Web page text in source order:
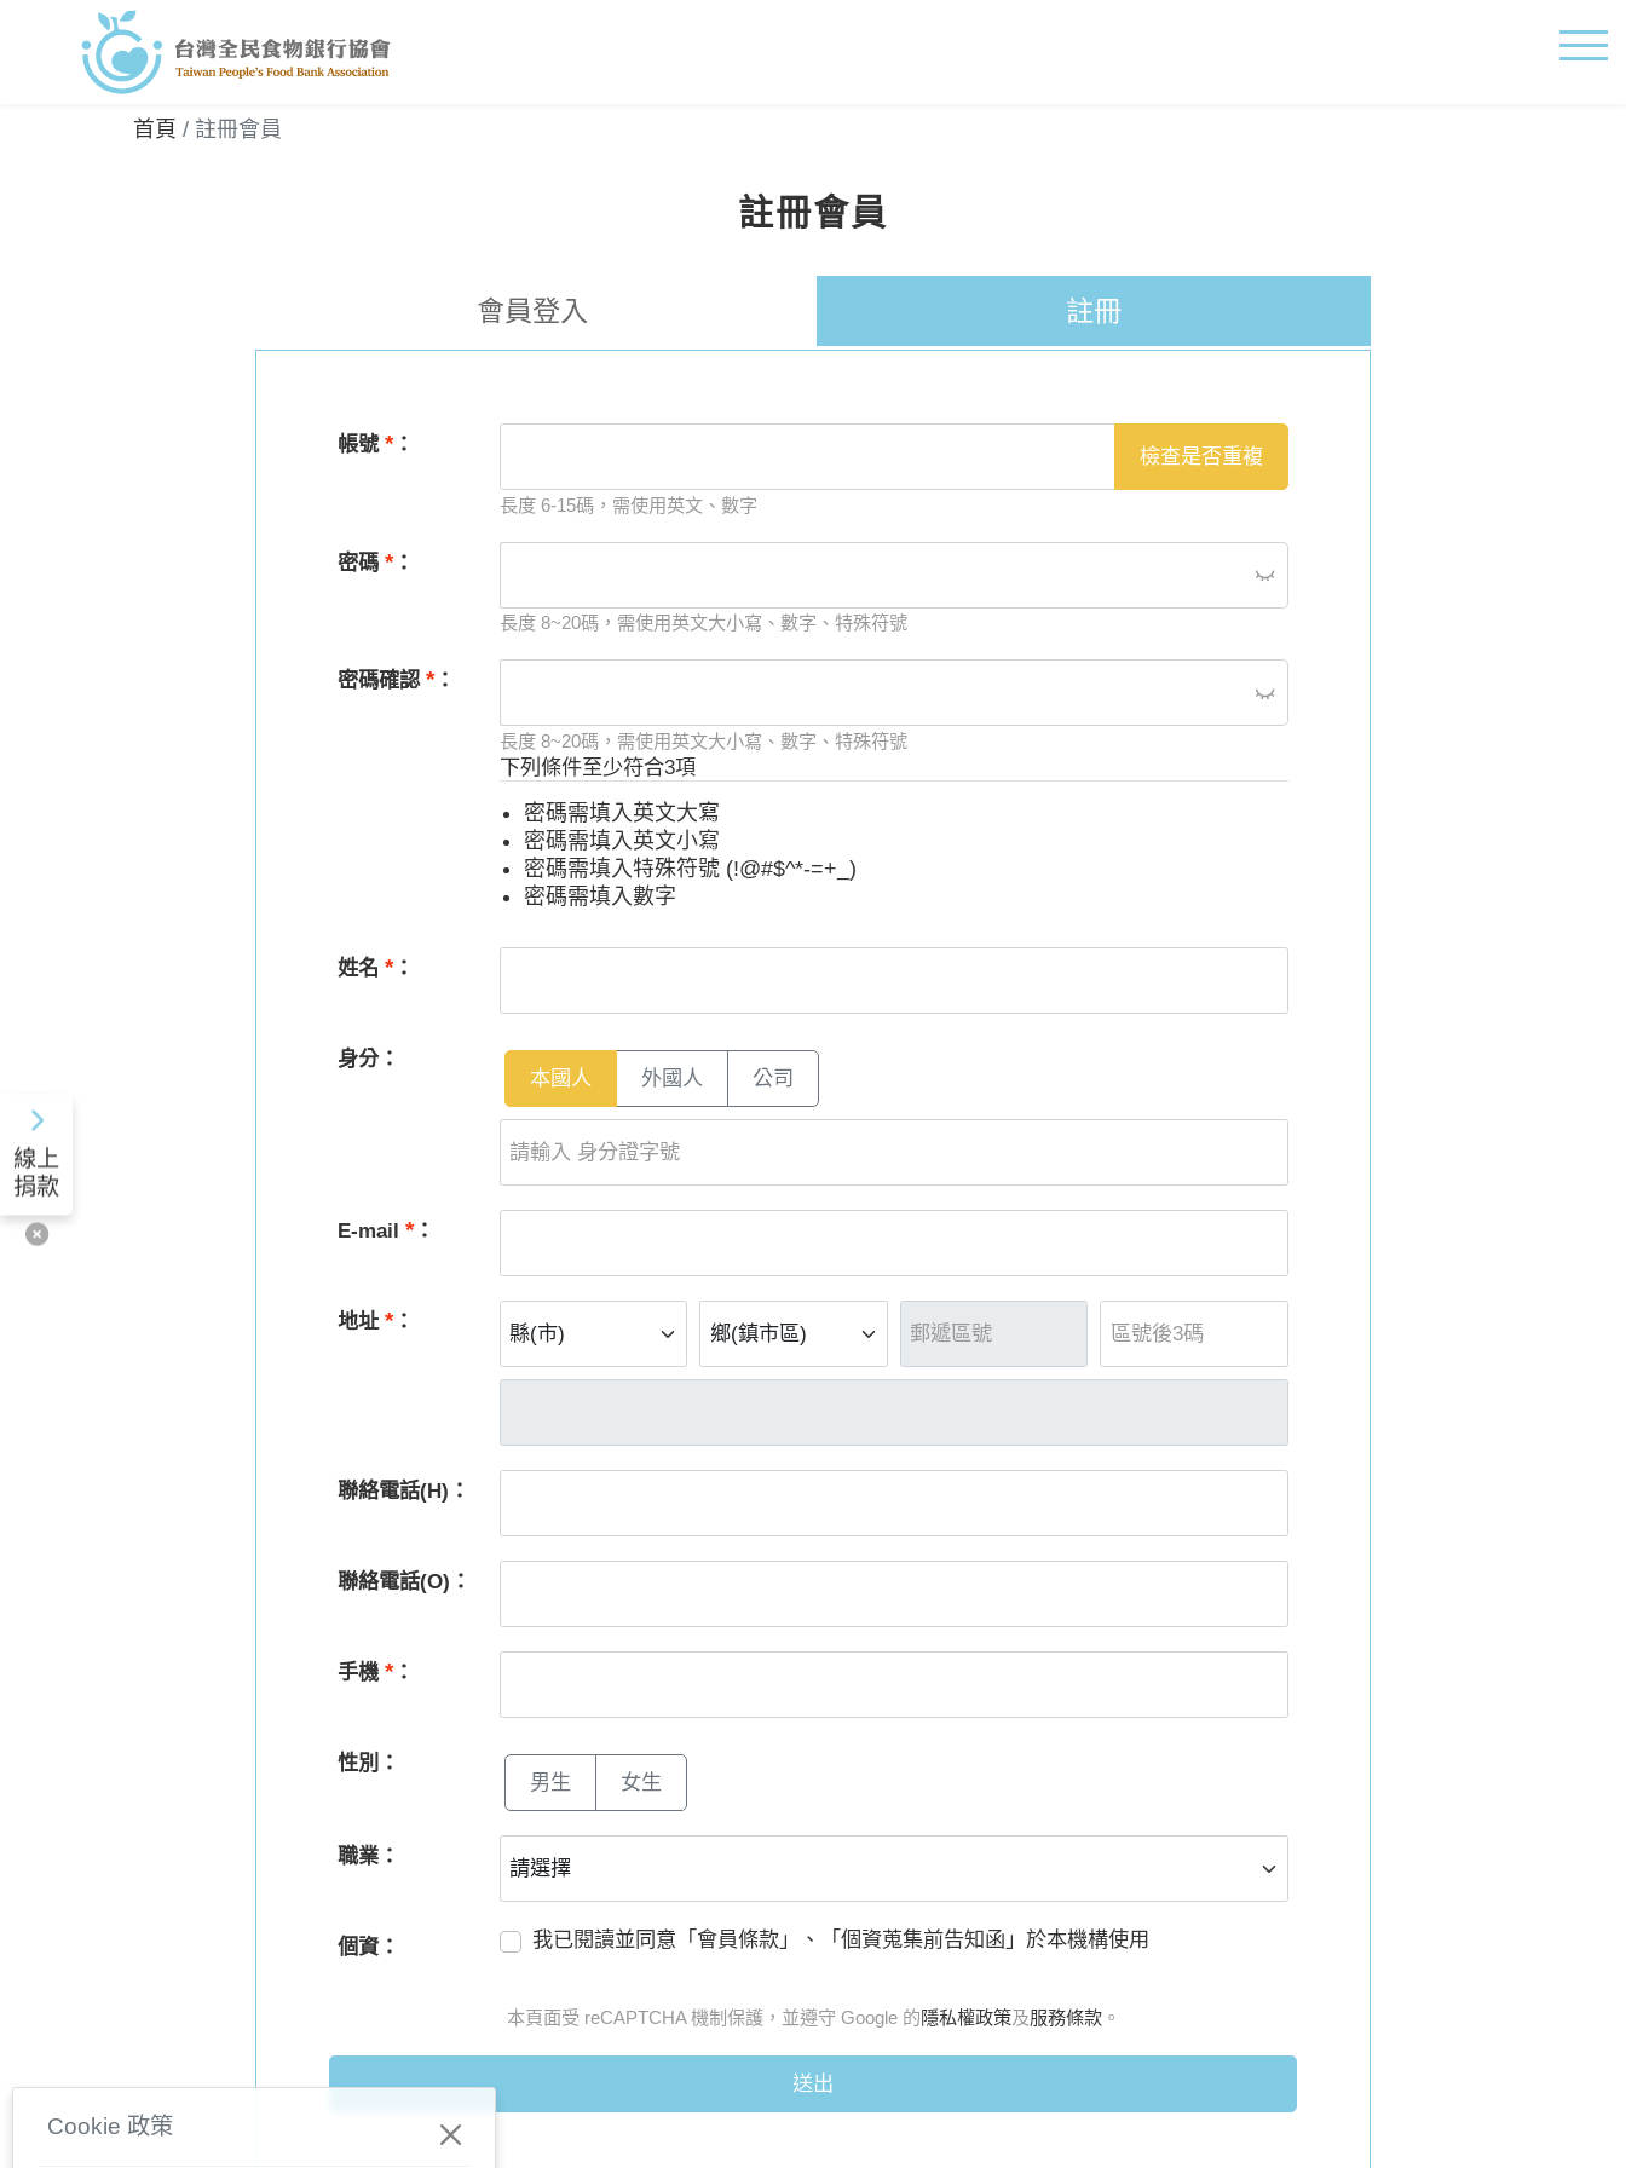
首頁 註冊會員
註冊會員
會員登入 註冊
帳號*：
檢查是否重複
長度 6-15碼，需使用英文、數字
密碼*：
長度 8~20碼，需使用英文大小寫、數字、特殊符號
密碼確認*：
長度 8~20碼，需使用英文大小寫、數字、特殊符號
下列條件至少符合3項
密碼需填入英文大寫
密碼需填入英文小寫
密碼需填入特殊符號 (!@#$^*-=+_)
密碼需填入數字
姓名*：
身分：
本國人
外國人 公司
E-mail*：
地址*：
聯絡電話(H)：
聯絡電話(O)：
手機*：
性別：
男生
女生
職業：
個資： 我已閱讀並同意「會員條款」、「個資蒐集前告知函 」於本機構使用
本頁面受 reCAPTCHA 機制保護，並遵守 Google 的隱私權政策及服務條款。
送出
Cookie 政策
線上
捐款